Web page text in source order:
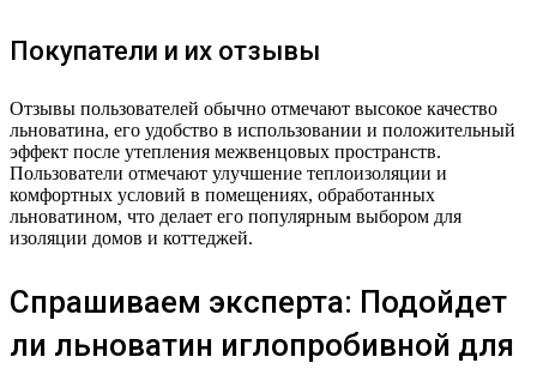
Покупатели и их отзывы
Отзывы пользователей обычно отмечают высокое качество
льноватина, его удобство в использовании и положительный
эффект после утепления межвенцовых пространств.
Пользователи отмечают улучшение теплоизоляции и
комфортных условий в помещениях, обработанных
льноватином, что делает его популярным выбором для
изоляции домов и коттеджей.
Спрашиваем эксперта: Подойдет
ли льноватин иглопробивной для